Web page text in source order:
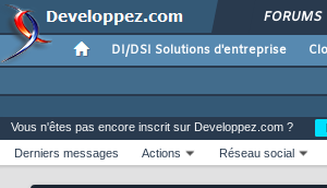
FORUMS
DI/DSI Solutions d'entreprise
Vous n'êtes pas encore inscrit sur Developpez.com ?
Derniers messages
Actions Réseau social